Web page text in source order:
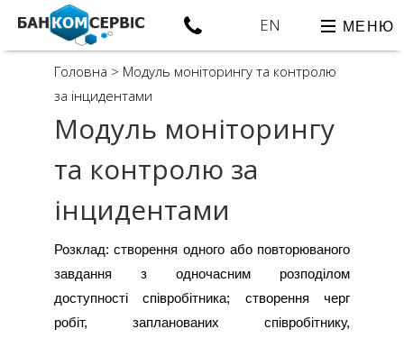
EN МЕНЮ
Головна > Модуль моніторингу та контролю
за інцидентами
Модуль моніторингу
та контролю за
інцидентами
Розклад: створення одного або повторюваного
завдання з одночасним розподілом
доступності співробітника; створення черг
робіт, запланованих співробітнику,